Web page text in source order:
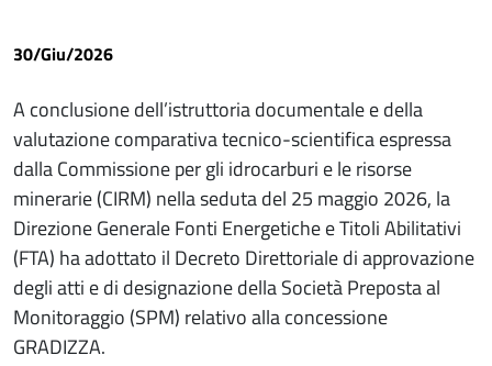
30/Giu/2026
A conclusione dell’istruttoria documentale e della
valutazione comparativa tecnico-scientifica espressa
dalla Commissione per gli idrocarburi e le risorse
minerarie (CIRM) nella seduta del 25 maggio 2026, la
Direzione Generale Fonti Energetiche e Titoli Abilitativi
(FTA) ha adottato il Decreto Direttoriale di approvazione
degli atti e di designazione della Società Preposta al
Monitoraggio (SPM) relativo alla concessione
GRADIZZA.